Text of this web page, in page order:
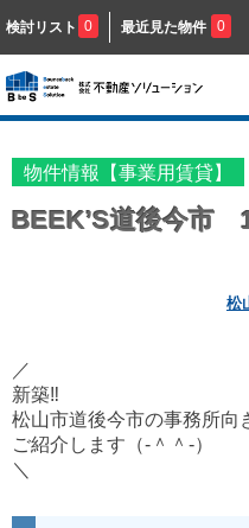
検討リスト 0 最近見た物件 0
物件情報【事業用賃貸】
BEEK’S道後今市
松
／
新築‼
松山市道後今市の事務所向
ご紹介します（‐＾＾‐）
＼